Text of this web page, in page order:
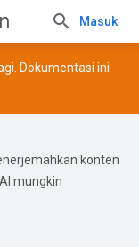
Masuk
Dokumentasi ini
konten
mungkin